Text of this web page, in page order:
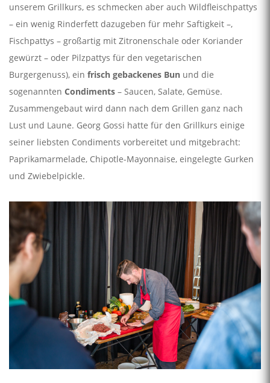
unserem Grillkurs, es schmecken aber auch Wildfleischpattys
– ein wenig Rinderfett dazugeben für mehr Saftigkeit –,
Fischpattys – großartig mit Zitronenschale oder Koriander
gewürzt – oder Pilzpattys für den vegetarischen
Burgergenuss), ein frisch gebackenes Bun und die
sogenannten Condiments – Saucen, Salate, Gemüse.
Zusammengebaut wird dann nach dem Grillen ganz nach
Lust und Laune. Georg Gossi hatte für den Grillkurs einige
seiner liebsten Condiments vorbereitet und mitgebracht:
Paprikamarmelade, Chipotle-Mayonnaise, eingelegte Gurken
und Zwiebelpickle.